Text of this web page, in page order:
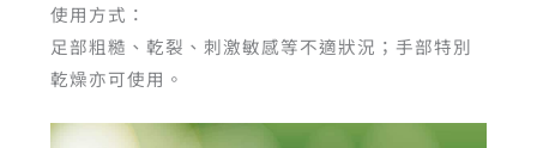
使用方式：
足部粗糙、乾裂、刺激敏感等不適狀況；手部特別
乾燥亦可使用。